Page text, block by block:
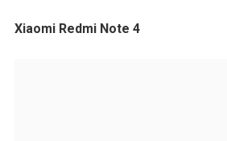
Xiaomi Redmi Note 4